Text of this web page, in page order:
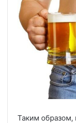
Таким образом,